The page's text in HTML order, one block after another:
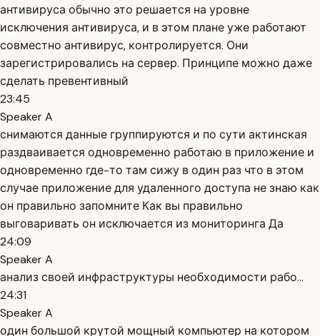
антивируса обычно это решается на уровне
исключения антивируса, и в этом плане уже работают
совместно антивирус, контролируется. Они
зарегистрировались на сервер. Принципе можно даже
сделать превентивный
23:45
Speaker A
снимаются данные группируются и по сути актинская
раздваивается одновременно работаю в приложение и
одновременно где-то там сижу в один раз что в этом
случае приложение для удаленного доступа не знаю как
он правильно запомните Как вы правильно
выговаривать он исключается из мониторинга Да
24:09
Speaker A
анализ своей инфраструктуры необходимости рабо...
24:31
Speaker A
один большой крутой мощный компьютер на котором